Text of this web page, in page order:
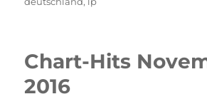
Chart-Hits
2016